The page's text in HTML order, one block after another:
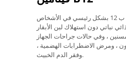
يحدث نقص فيتامين ب 12 بشكل رئيسي في الأشخاص
نباتي دون استهلاك لبن الأبقار
، وفي حالات جراحات الجهاز
، ومرض الاضطرابات الهضمية ،
وفقر الدم الخبيث.